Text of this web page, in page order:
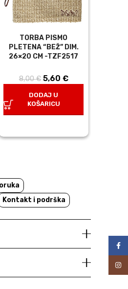
€.
TORBA PISMO
PLETENA “BEŽ” DIM.
26×20 CM -TZF2517
8,00€
Izvorna
je: 8,00 €.
5,60 €Trenutna
DODAJ U
KOŠARICU
Kontakt i podrška